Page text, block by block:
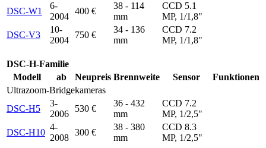
DSC-W1
6-
2004
400 €
38 - 114
mm
CCD 5.1
MP, 1/1,8"
DSC-V3
10-
2004
750 €
34 - 136
mm
CCD 7.2
MP, 1/1,8"
DSC-H-Familie
Modell
ab Neupreis Brennweite Sensor
Funktionen
Ultrazoom-Bridgekameras
DSC-H5
3-
2006
530 €
36 - 432
mm
CCD 7.2
MP, 1/2,5"
DSC-H10
4-
2008
300 €
38 - 380
mm
CCD 8.3
MP, 1/2,5"